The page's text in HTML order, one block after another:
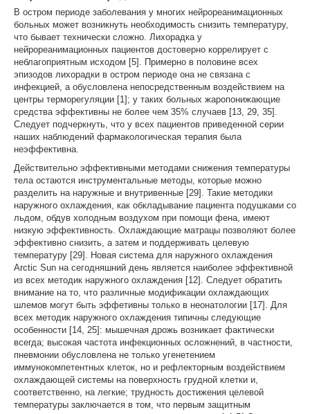
В остром периоде заболевания у многих нейрореанимационных
больных может возникнуть необходимость снизить температуру,
что бывает технически сложно. Лихорадка у
нейрореанимационных пациентов достоверно коррелирует с
неблагоприятным исходом [5]. Примерно в половине всех
эпизодов лихорадки в остром периоде она не связана с
инфекцией, а обусловлена непосредственным воздействием на
центры терморегуляции [1]; у таких больных жаропонижающие
средства эффективны не более чем 35% случаев [13, 29, 35].
Следует подчеркнуть, что у всех пациентов приведенной серии
наших наблюдений фармакологическая терапия была
неэффективна.
Действительно эффективными методами снижения температуры
тела остаются инструментальные методы, которые можно
разделить на наружные и внутривенные [29]. Такие методики
наружного охлаждения, как обкладывание пациента подушками со
льдом, обдув холодным воздухом при помощи фена, имеют
низкую эффективность. Охлаждающие матрацы позволяют более
эффективно снизить, а затем и поддерживать целевую
температуру [29]. Новая система для наружного охлаждения
Arctic Sun на сегодняшний день является наиболее эффективной
из всех методик наружного охлаждения [12]. Следует обратить
внимание на то, что различные модификации охлаждающих
шлемов могут быть эффетивны только в неонатологии [17]. Для
всех методик наружного охлаждения типичны следующие
особенности [14, 25]: мышечная дрожь возникает фактически
всегда; высокая частота инфекционных осложнений, в частности,
пневмонии обусловлена не только угенетением
иммунокомпетентных клеток, но и рефлекторным воздействием
охлаждающей системы на поверхность грудной клетки и,
соответственно, на легкие; трудность достижения целевой
температуры заключается в том, что первым защитным